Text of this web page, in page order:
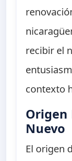
recibir el
contexto
Origen
Nuevo
El origen